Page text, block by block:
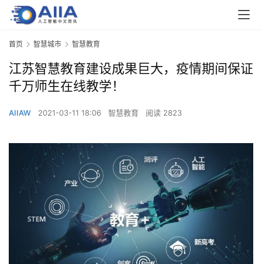
首页 智慧城市 智慧教育
江苏智慧教育建设成果巨大，疫情期间保证
千万师生在线教学！
AIIAW 2021-03-11 18:06 智慧教育 阅读 2823